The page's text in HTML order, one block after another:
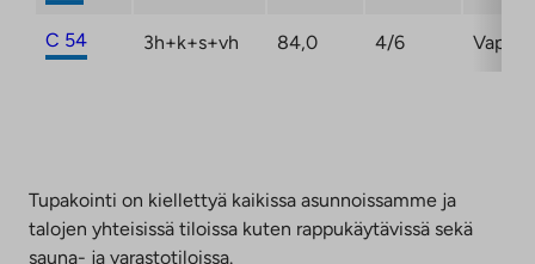
C 54 3h+k+s+vh 84,0 4/6 Vapaa
Tupakointi on kiellettyä kaikissa asunnoissamme ja
talojen yhteisissä tiloissa kuten rappukäytävissä sekä
sauna- ja varastotiloissa.